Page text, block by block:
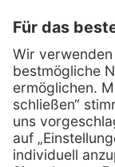
kometdental.de
Shop